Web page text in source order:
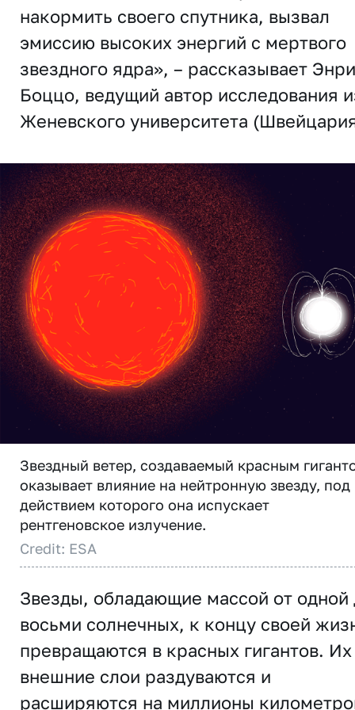
накормить своего спутника, вызвал
эмиссию высоких энергий с мертвого
звездного ядра», – рассказывает
Боццо, ведущий автор исследования
Женевского университета
Звездный ветер, создаваемый красным
оказывает влияние на нейтронную звезду, под
действием которого она испускает
рентгеновское излучение.
Credit: ESA
Звезды, обладающие массой от одной
восьми солнечных, к концу своей
превращаются в красных гигантов. Их
внешние слои раздуваются и
расширяются на миллионы